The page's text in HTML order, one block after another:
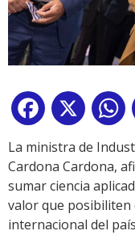
Facebook
X
La ministra de
Cardona Cardona,
sumar ciencia
valor que posibiliten
internacional del